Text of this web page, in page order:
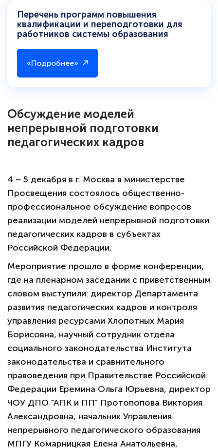
политикой
Перечень программ повышения
квалификации и переподготовки для
работников системы образования
«Подробнее»
Обсуждение моделей
непрерывной подготовки
педагогических кадров
4 – 5 декабря в г. Москва в министерстве
Просвещения состоялось общественно-
профессиональное обсуждение вопросов
реализации моделей непрерывной подготовки
педагогических кадров в субъектах
Российской Федерации.
Мероприятие прошло в форме конференции,
где на пленарном заседании с приветственным
словом выступили: директор Департамента
развития педагогических кадров и контроля
управления ресурсами Хлопотных Мария
Борисовна, научный сотрудник отдела
социального законодательства Института
законодательства и сравнительного
правоведения при Правительстве Российской
Федерации Еремина Ольга Юрьевна, директор
ЧОУ ДПО "АПК и ПП" Протопопова Виктория
Александровна, начальник Управления
непрерывного педагогического образования
МПГУ Комарницкая Елена Анатольевна,